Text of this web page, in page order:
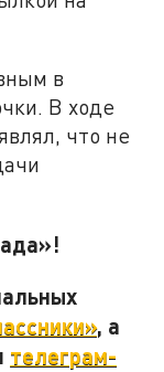
в
В ходе
что не
, а
телеграм-